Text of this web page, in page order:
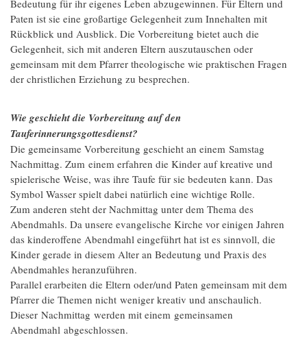
Bedeutung für ihr eigenes Leben abzugewinnen. Für Eltern und
Paten ist sie eine großartige Gelegenheit zum Innehalten mit
Rückblick und Ausblick. Die Vorbereitung bietet auch die
Gelegenheit, sich mit anderen Eltern auszutauschen oder
gemeinsam mit dem Pfarrer theologische wie praktischen Fragen
der christlichen Erziehung zu besprechen.
Wie geschieht die Vorbereitung auf den
Tauferinnerungsgottesdienst?
Die gemeinsame Vorbereitung geschieht an einem Samstag
Nachmittag. Zum einem erfahren die Kinder auf kreative und
spielerische Weise, was ihre Taufe für sie bedeuten kann. Das
Symbol Wasser spielt dabei natürlich eine wichtige Rolle.
Zum anderen steht der Nachmittag unter dem Thema des
Abendmahls. Da unsere evangelische Kirche vor einigen Jahren
das kinderoffene Abendmahl eingeführt hat ist es sinnvoll, die
Kinder gerade in diesem Alter an Bedeutung und Praxis des
Abendmahles heranzuführen.
Parallel erarbeiten die Eltern oder/und Paten gemeinsam mit dem
Pfarrer die Themen nicht weniger kreativ und anschaulich.
Dieser Nachmittag werden mit einem gemeinsamen
Abendmahl abgeschlossen.